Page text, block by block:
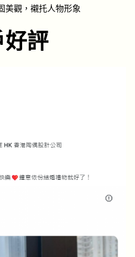
美觀，襯托人物形象
評